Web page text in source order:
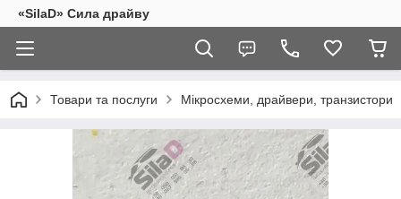
«SilaD» Сила драйву
Товари та послуги Мікросхеми, драйвери, транзистори